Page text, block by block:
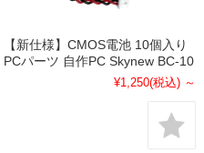
【新仕様】CMOS電池 10個入り
PCパーツ 自作PC Skynew BC-10
¥1,250(税込) ～